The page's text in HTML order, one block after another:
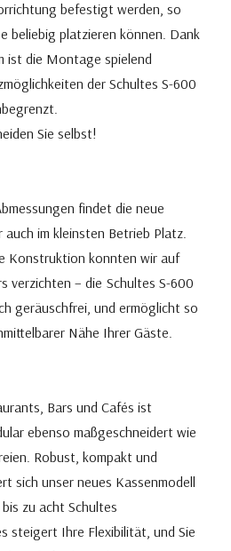
befestigt werden, so
beliebig platzieren können. Dank
ist die Montage spielend
der Schultes S-600
Sie selbst!
findet die neue
im kleinsten Betrieb Platz.
Konstruktion konnten wir auf
verzichten – die Schultes S-600
geräuschfrei, und ermöglicht so
Nähe Ihrer Gäste.
Bars und Cafés ist
ebenso maßgeschneidert wie
Robust, kompakt und
sich unser neues Kassenmodell
zu acht Schultes
steigert Ihre Flexibilität, und Sie